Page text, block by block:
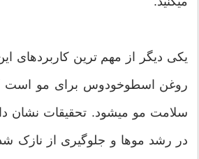
یکی دیگر از مهم ترین کاربردهای
روغن اسطوخودوس برای مو است
سلامت مو میشود. تحقیقات نشان
در رشد موها و جلوگیری از نازک